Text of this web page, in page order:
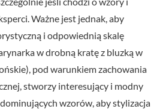
Ważne jest jednak, aby
i odpowiednią skalę
w drobną kratę z bluzką w
pod warunkiem zachowania
stworzy interesujący i modny
wzorów, aby stylizacja